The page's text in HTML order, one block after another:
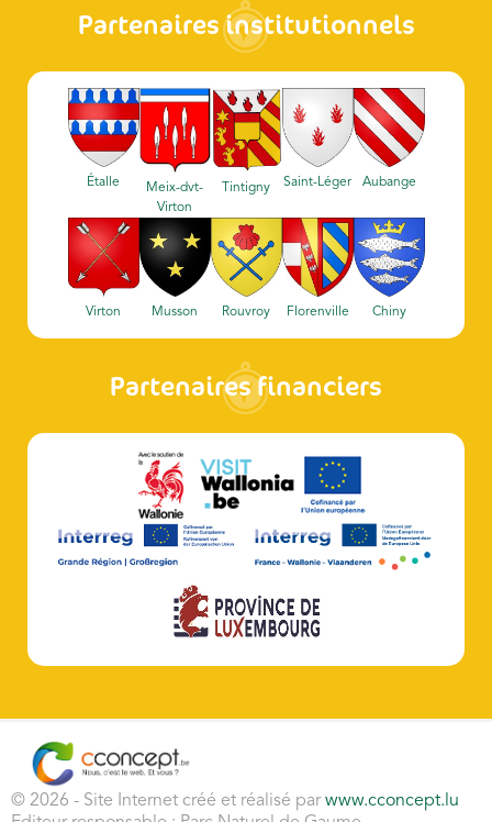
Partenaires institutionnels
Étalle
Meix-dvt-
Virton
Tintigny Saint-Léger Aubange
Virton Musson Rouvroy Florenville Chiny
Partenaires financiers
© 2026 - Site Internet créé et réalisé parwww.cconcept.lu